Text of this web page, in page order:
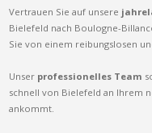
Vertrauen Sie auf unsere
Bielefeld nach Boulogne-
Sie von einem reibungslosen
Unser professionelles Team
schnell von Bielefeld an Ihrem
ankommt.